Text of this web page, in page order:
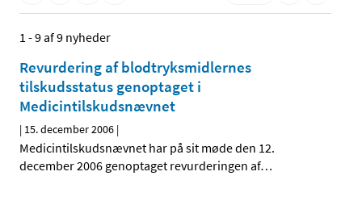
1 - 9 af 9 nyheder
Revurdering af blodtryksmidlernes
tilskudsstatus genoptaget i
Medicintilskudsnævnet
| 15. december 2006 |
Medicintilskudsnævnet har på sit møde den 12.
december 2006 genoptaget revurderingen af…